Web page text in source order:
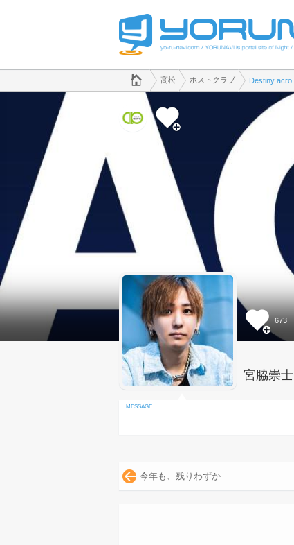
でホストクラブのことなら、ホストクラブ Destiny acro([kana])
香川県版
高松 ホストクラブ Destiny acro
673
宮脇崇士
今年も、残りわずか